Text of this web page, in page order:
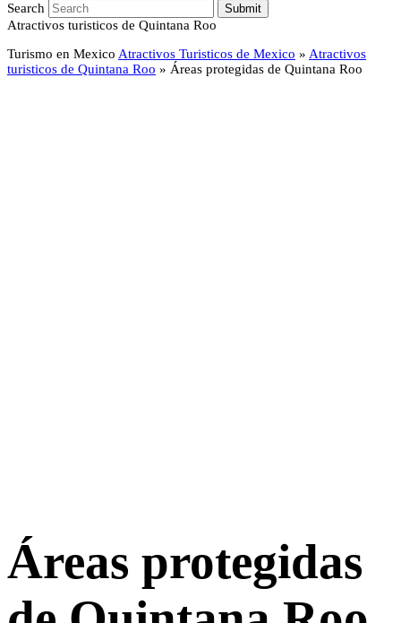
Search Submit
Atractivos turisticos de Quintana Roo
Turismo en Mexico Atractivos Turisticos de Mexico » Atractivos
turisticos de Quintana Roo » Áreas protegidas de Quintana Roo
Áreas protegidas